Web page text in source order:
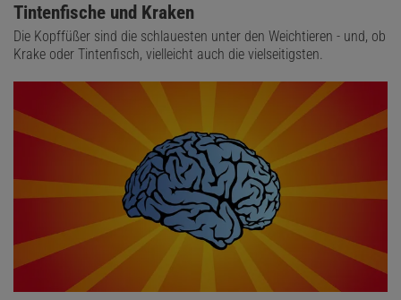
Tintenfische und Kraken
Die Kopffüßer sind die schlauesten unter den Weichtieren - und, ob
Krake oder Tintenfisch, vielleicht auch die vielseitigsten.